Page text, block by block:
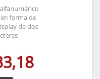
forma de
de dos